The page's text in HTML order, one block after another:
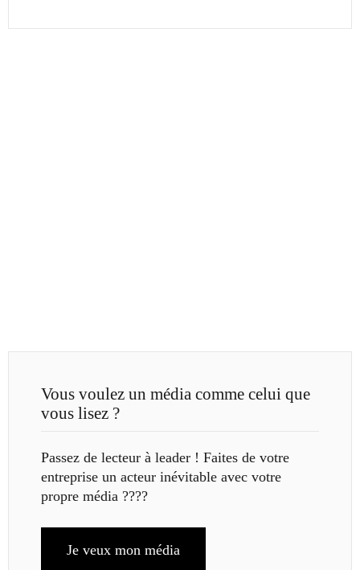
Vous voulez un média comme celui que
vous lisez ?
Passez de lecteur à leader ! Faites de votre
entreprise un acteur inévitable avec votre
propre média ????
Je veux mon média